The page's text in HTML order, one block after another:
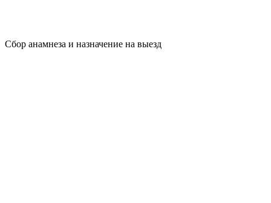
Сбор анамнеза и назначение на выезд